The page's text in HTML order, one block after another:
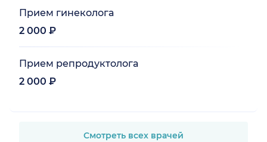
Прием гинеколога
2 000 ₽
Прием репродуктолога
2 000 ₽
Смотреть всех врачей